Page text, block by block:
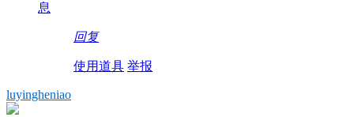
息
回复
使用道具 举报
luyingheniao